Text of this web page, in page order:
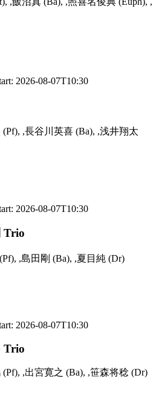
2026-08-07T10:30
(Pf), ,長谷川英喜 (Ba), ,浅井翔太
2026-08-07T10:30
Trio
(Pf), ,島田剛 (Ba), ,夏目純 (Dr)
2026-08-07T10:30
Trio
(Pf), ,出宮寛之 (Ba), ,笹森将稔 (Dr)